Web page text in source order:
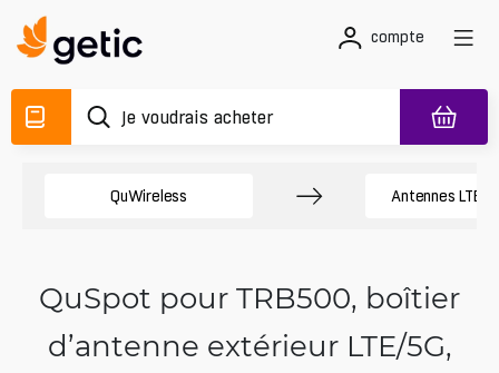
compte
QuWireless Antennes LTE
QuSpot pour TRB500, boîtier
d’antenne extérieur LTE/5G,